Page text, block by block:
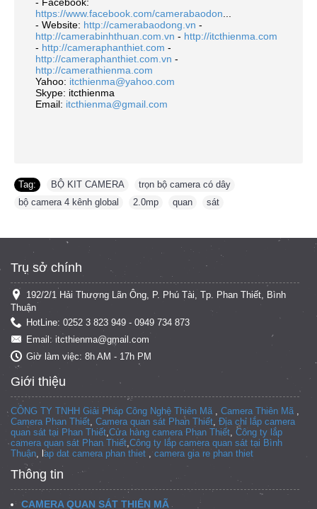
https://www.facebook.com/camerabaodon
- Website: http://camerabaodong.vn -
http://camerabinhthuan.com.vn - http://itcthienma.com
- http://cameraphanthiet.com -
http://cameraphanthiet.com.vn -
http://camerathienma.com
Yahoo: itcthienma@yahoo.com
Skype: itcthienma
Email: itcthienma@gmail.com
Tag: BỘ KIT CAMERA trọn bộ camera có dây
bộ camera 4 kênh global
2.0mp quan sát
Trụ sở chính
192/2/1 Hải Thượng Lãn Ông, P. Phú Tài, Tp. Phan Thiết, Bình
Thuận
HotLine: 0252 3 823 949 - 0949 734 873
Email: itcthienma@gmail.com
Giờ làm việc: 8h AM - 17h PM
Giới thiệu
CÔNG TY TNHH Giải Pháp Công Nghệ Thiên Mã Camera Thiên Mã
Camera Phan Thiết Camera quan sát Phan Thiết Địa chỉ lắp camera
quan sát tại Phan Thiết Cửa hàng camera Phan Thiết Công ty lắp
camera quan sát Phan Thiết Công ty lắp camera quan sát tại Bình
Thuận , lap dat camera phan thiet camera gia re phan thiet
Thông tin
CAMERA QUAN SÁT THIÊN MÃ